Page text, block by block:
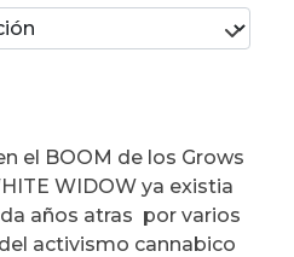
el BOOM de los Grows
WIDOW ya existia
años atras por varios
activismo cannabico